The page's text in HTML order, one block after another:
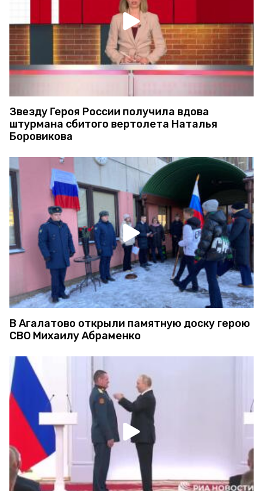
Звезду Героя России получила вдова
штурмана сбитого вертолета Наталья
Боровикова
В Агалатово открыли памятную доску герою
СВО Михаилу Абраменко